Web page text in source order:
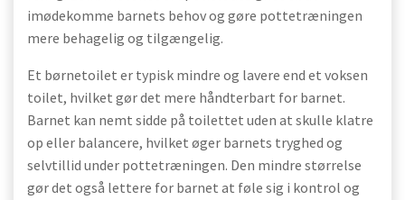
imødekomme barnets behov og gøre pottetræningen
mere behagelig og tilgængelig.
Et børnetoilet er typisk mindre og lavere end et voksen
toilet, hvilket gør det mere håndterbart for barnet.
Barnet kan nemt sidde på toilettet uden at skulle klatre
op eller balancere, hvilket øger barnets tryghed og
selvtillid under pottetræningen. Den mindre størrelse
gør det også lettere for barnet at føle sig i kontrol og